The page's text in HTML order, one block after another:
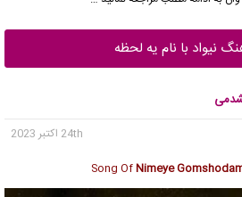
نیواد با نام یه لحظه
24th اکتبر 2023
Song OfNimeye